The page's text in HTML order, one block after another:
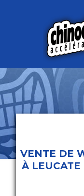
VENTE DE
À LEUCATE